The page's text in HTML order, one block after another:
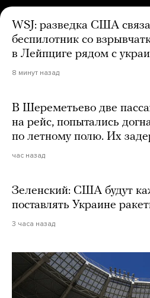
WSJ: разведка США
беспилотник со
в Лейпциге рядом с
8 минут назад
В Шереметьево две
на рейс, попытались
по летному полю. Их
час назад
Зеленский: США будут
поставлять Украине
3 часа назад